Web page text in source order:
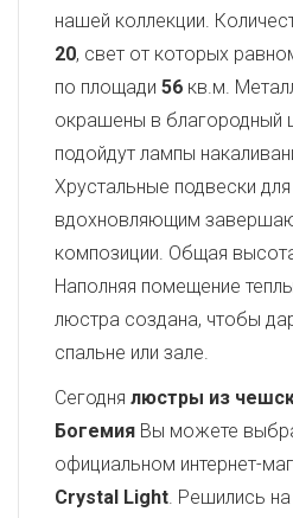
нашей коллекции.
20, свет от которых
по площади 56 кв.м.
окрашены в благородный
подойдут лампы
Хрустальные подвески
вдохновляющим
композиции. Общая
Наполняя помещение
люстра создана, чтобы
спальне или зале.
Сегодня люстры из
Богемия Вы можете
официальном интернет-
Crystal Light. Решились